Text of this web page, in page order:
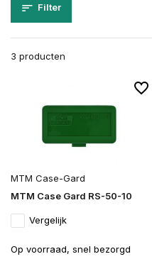
Filter
3 producten
MTM Case-Gard
MTM Case Gard RS-50-10
Vergelijk
Op voorraad, snel bezorgd